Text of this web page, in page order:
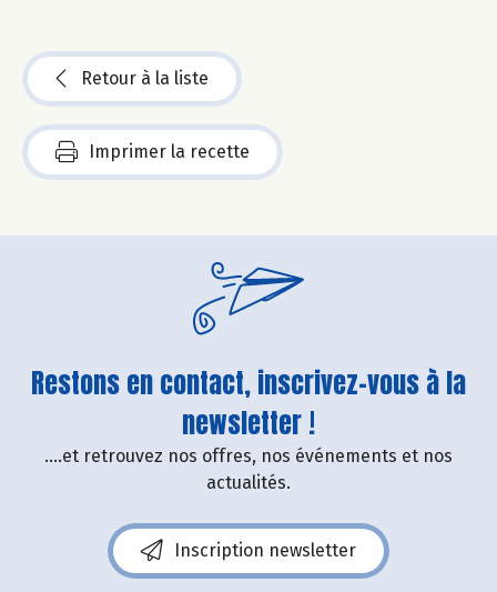
Retour à la liste
Imprimer la recette
Restons en contact, inscrivez-vous à la
newsletter !
....et retrouvez nos offres, nos événements et nos
actualités.
Inscription newsletter